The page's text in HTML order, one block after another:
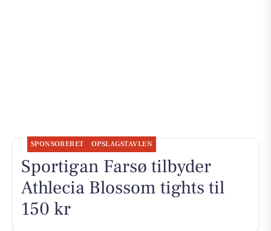
SPONSORERET OPSLAGSTAVLEN
Sportigan Farsø tilbyder
Athlecia Blossom tights til
150 kr